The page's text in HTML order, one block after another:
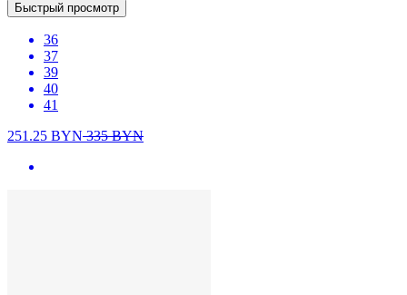
Быстрый просмотр
36
37
39
40
41
251.25 BYN335BYN